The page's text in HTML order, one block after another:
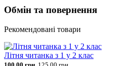
Обмін та повернення
Рекомендовані товари
Літня читанка з 1 у 2 клас